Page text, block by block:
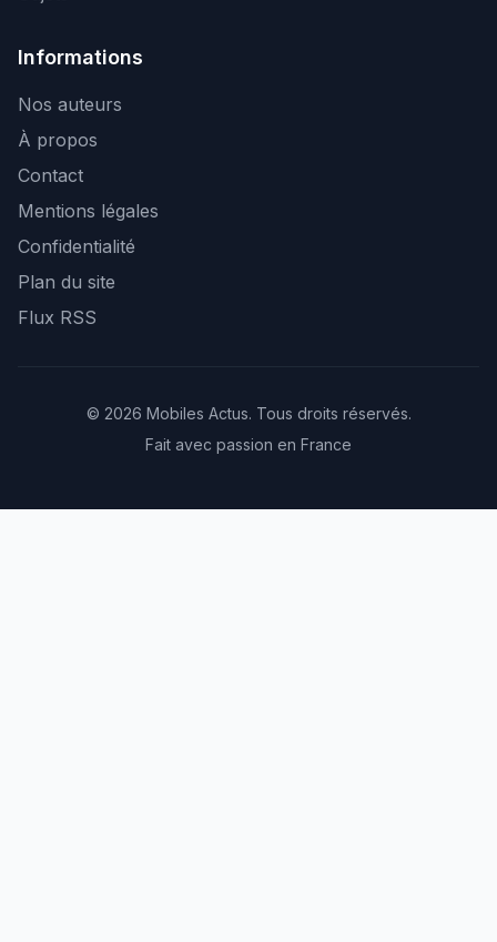
Informations
Nos auteurs
À propos
Contact
Mentions légales
Confidentialité
Plan du site
Flux RSS
© 2026 Mobiles Actus. Tous droits réservés.
Fait avec passion en France